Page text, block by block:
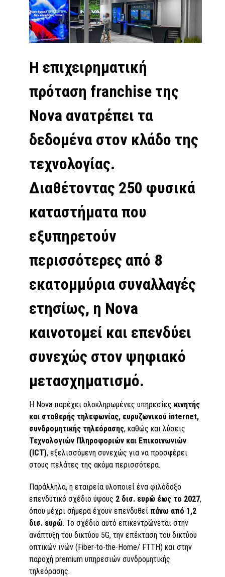
Η επιχειρηματική
πρόταση franchise της
Nova ανατρέπει τα
δεδομένα στον κλάδο της
τεχνολογίας.
Διαθέτοντας 250 φυσικά
καταστήματα που
εξυπηρετούν
περισσότερες από 8
εκατομμύρια συναλλαγές
ετησίως, η Nova
καινοτομεί και επενδύει
συνεχώς στον ψηφιακό
μετασχηματισμό.
Η Nova παρέχει ολοκληρωμένες υπηρεσίες κινητής
και σταθερής τηλεφωνίας, ευρυζωνικού internet,
συνδρομητικής τηλεόρασης, καθώς και λύσεις
Τεχνολογιών Πληροφοριών και Επικοινωνιών
(ICT), εξελισσόμενη συνεχώς για να προσφέρει
στους πελάτες της ακόμα περισσότερα.
Παράλληλα, η εταιρεία υλοποιεί ένα φιλόδοξο
επενδυτικό σχέδιο ύψους 2 δισ. ευρώ έως το 2027,
όπου μέχρι σήμερα έχουν επενδυθεί πάνω από 1,2
δισ. ευρώ. Το σχέδιο αυτό επικεντρώνεται στην
ανάπτυξη του δικτύου 5G, την επέκταση του δικτύου
οπτικών ινών (Fiber-to-the-Home/ FTTH) και στην
παροχή premium υπηρεσιών συνδρομητικής
τηλεόρασης.